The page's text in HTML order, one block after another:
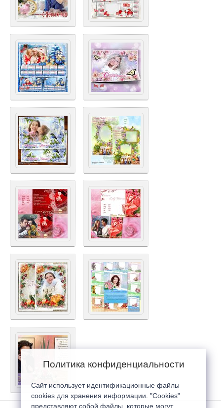
Политика конфиденциальности
Сайт использует идентификационные файлы
cookies для хранения информации. "Cookies"
представляют собой файлы, которые могут